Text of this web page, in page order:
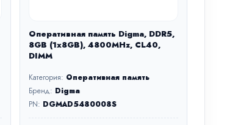
Оперативная память Digma, DDR5,
8GB (1x8GB), 4800MHz, CL40,
DIMM
Категория: Оперативная память
Бренд: Digma
PN: DGMAD5480008S